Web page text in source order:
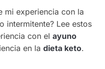
mi experiencia con la
intermitente? Lee estos
con el ayuno
en la dieta keto.